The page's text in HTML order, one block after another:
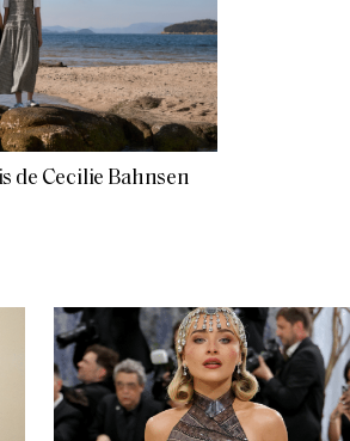
de Cecilie Bahnsen